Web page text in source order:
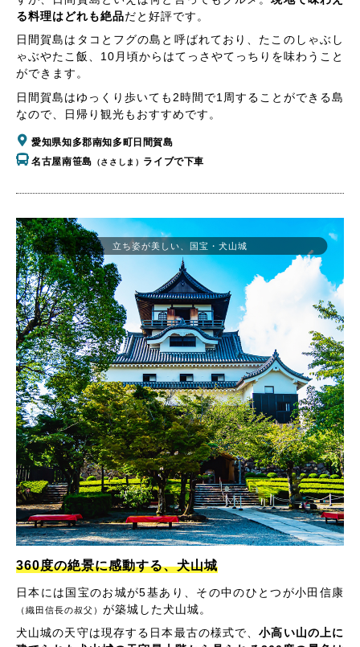
る料理はどれも絶品だと好評です。
日間賀島はタコとフグの島と呼ばれており、たこのしゃぶし
ゃぶやたこ飯、10月頃からはてっさやてっちりを味わうこと
ができます。
日間賀島はゆっくり歩いても2時間で1周することができる島
なので、日帰り観光もおすすめです。
愛知県知多郡南知多町日間賀島
名古屋南笹島 （ささしま） ライブで下車
360度の絶景に感動する、犬山城
日本には国宝のお城が5基あり、その中のひとつが小田信康
（織田信長の叔父） が築城した犬山城。
犬山城の天守は現存する日本最古の様式で、小高い山の上に
立ち姿が美しい、国宝・犬山城